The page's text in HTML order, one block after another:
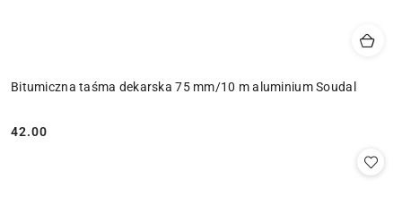
Bitumiczna taśma dekarska 75 mm/10 m aluminium Soudal
Cena:
42.00